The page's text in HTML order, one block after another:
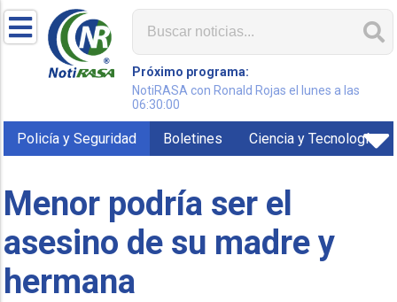
Próximo programa:
NotiRASA con Ronald Rojas el lunes a las
06:30:00
Policía y Seguridad Boletines Ciencia y Tecnología
Menor podría ser el
asesino de su madre y
hermana